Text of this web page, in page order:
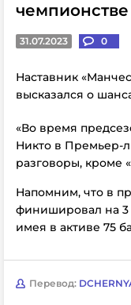
31.07.2023 0
Наставник
высказался о
«Во время
Никто в Премьер-
разговоры, кроме
Напомним, что в
финишировал на
имея в активе 75
Перевод: